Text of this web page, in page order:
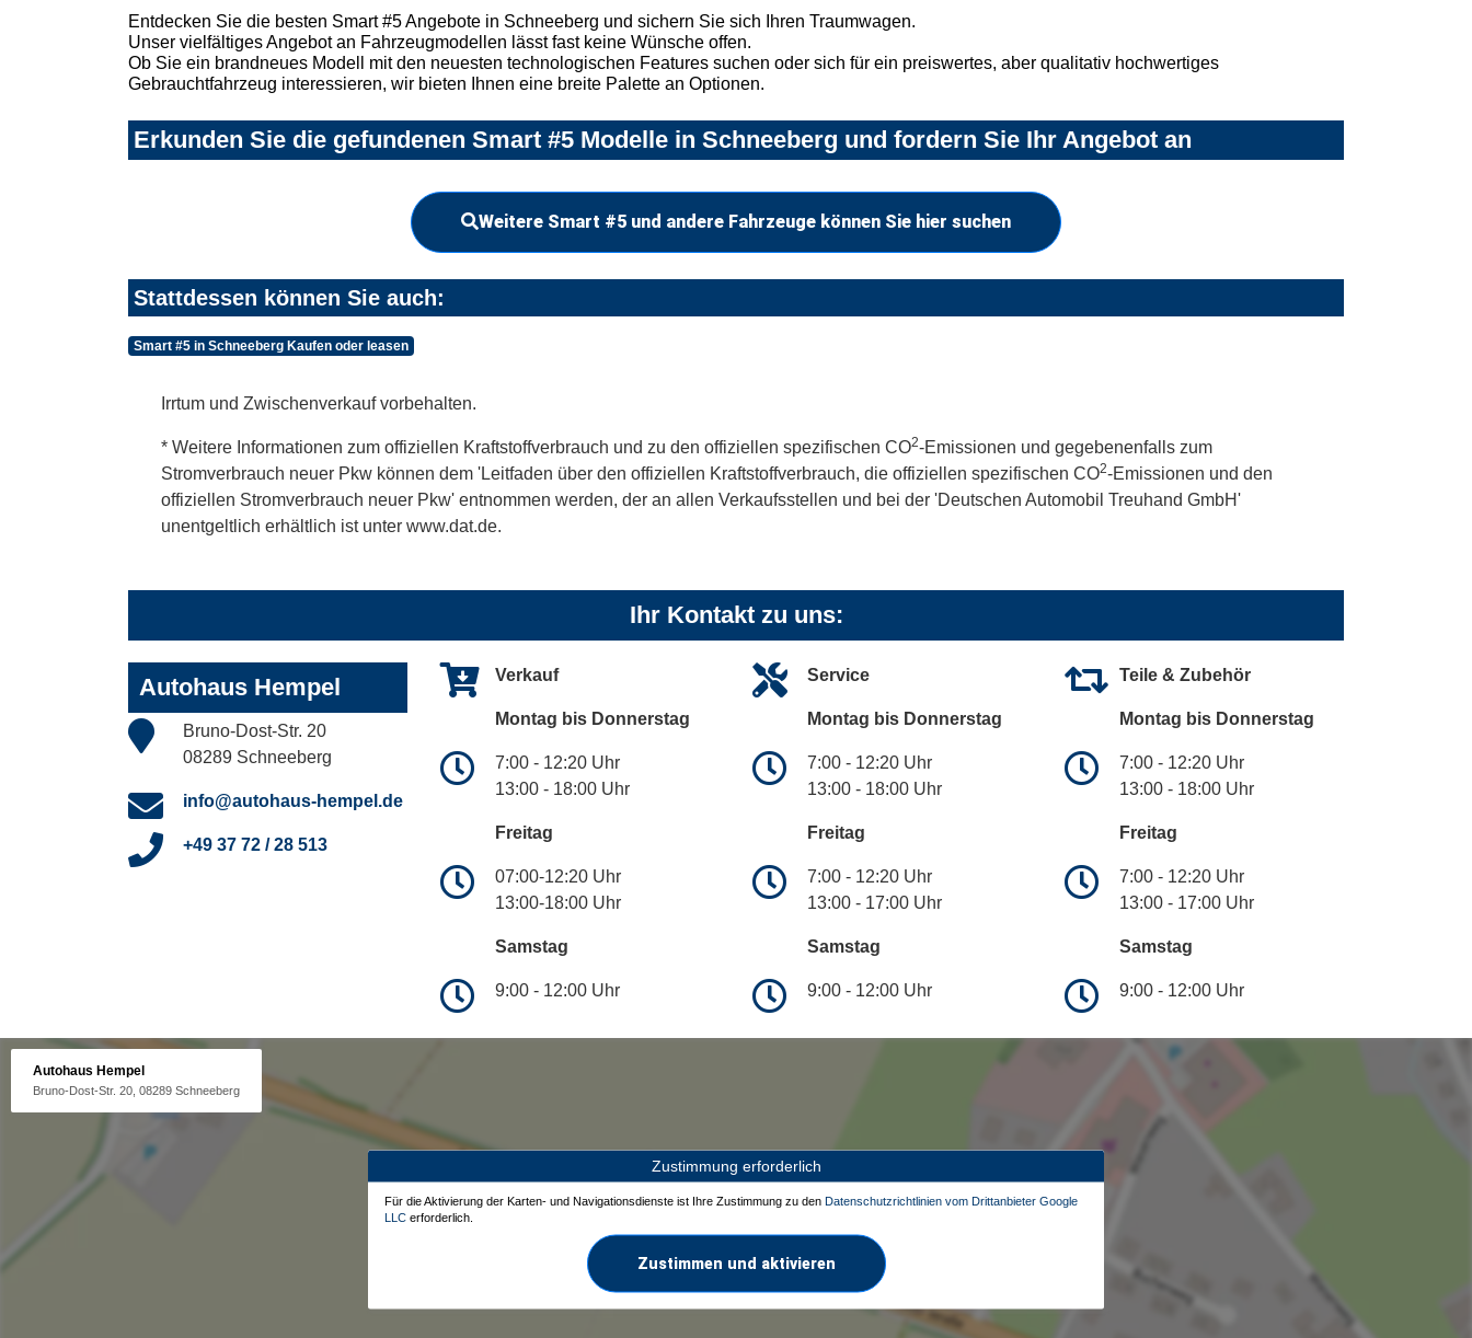
Entdecken Sie die besten Smart #5 Angebote in Schneeberg und sichern Sie sich Ihren Traumwagen.
Unser vielfältiges Angebot an Fahrzeugmodellen lässt fast keine Wünsche offen.
Ob Sie ein brandneues Modell mit den neuesten technologischen Features suchen oder sich für ein preiswertes, aber qualitativ hochwertiges
Gebrauchtfahrzeug interessieren, wir bieten Ihnen eine breite Palette an Optionen.
Erkunden Sie die gefundenen Smart #5 Modelle in Schneeberg und fordern Sie Ihr Angebot an
Weitere Smart #5 und andere Fahrzeuge können Sie hier suchen
Stattdessen können Sie auch:
Smart #5 in Schneeberg Kaufen oder leasen
Irrtum und Zwischenverkauf vorbehalten.
* Weitere Informationen zum offiziellen Kraftstoffverbrauch und zu den offiziellen spezifischen CO2-Emissionen und gegebenenfalls zum
Stromverbrauch neuer Pkw können dem 'Leitfaden über den offiziellen Kraftstoffverbrauch, die offiziellen spezifischen CO2-Emissionen und den
offiziellen Stromverbrauch neuer Pkw' entnommen werden, der an allen Verkaufsstellen und bei der 'Deutschen Automobil Treuhand GmbH'
unentgeltlich erhältlich ist unter www.dat.de.
Ihr Kontakt zu uns:
Autohaus Hempel
Bruno-Dost-Str. 20
08289 Schneeberg
info@autohaus-hempel.de
+49 37 72 / 28 513
Verkauf
Montag bis Donnerstag
7:00 - 12:20 Uhr
13:00 - 18:00 Uhr
Freitag
07:00-12:20 Uhr
13:00-18:00 Uhr
Samstag
9:00 - 12:00 Uhr
Service
Montag bis Donnerstag
7:00 - 12:20 Uhr
13:00 - 18:00 Uhr
Freitag
7:00 - 12:20 Uhr
13:00 - 17:00 Uhr
Samstag
9:00 - 12:00 Uhr
Teile & Zubehör
Montag bis Donnerstag
7:00 - 12:20 Uhr
13:00 - 18:00 Uhr
Freitag
7:00 - 12:20 Uhr
13:00 - 17:00 Uhr
Samstag
9:00 - 12:00 Uhr
Autohaus Hempel
Bruno-Dost-Str. 20, 08289 Schneeberg
Zustimmung erforderlich
Für die Aktivierung der Karten- und Navigationsdienste ist Ihre Zustimmung zu den Datenschutzrichtlinien vom Drittanbieter Google
LLC erforderlich.
Zustimmen und aktivieren